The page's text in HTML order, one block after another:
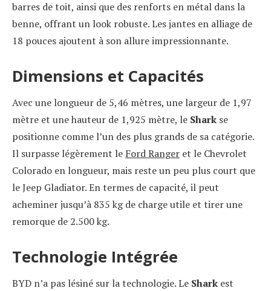
barres de toit, ainsi que des renforts en métal dans la
benne, offrant un look robuste. Les jantes en alliage de
18 pouces ajoutent à son allure impressionnante.
Dimensions et Capacités
Avec une longueur de 5,46 mètres, une largeur de 1,97
mètre et une hauteur de 1,925 mètre, le Shark se
positionne comme l’un des plus grands de sa catégorie.
Il surpasse légèrement le Ford Ranger et le Chevrolet
Colorado en longueur, mais reste un peu plus court que
le Jeep Gladiator. En termes de capacité, il peut
acheminer jusqu’à 835 kg de charge utile et tirer une
remorque de 2.500 kg.
Technologie Intégrée
BYD n’a pas lésiné sur la technologie. Le Shark est